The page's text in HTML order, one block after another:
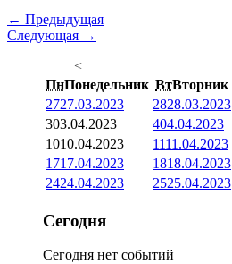
← Предыдущая
Следующая →
<
ПнПонедельник ВтВторник
2727.03.2023 2828.03.2023
303.04.2023 404.04.2023
1010.04.2023 1111.04.2023
1717.04.2023 1818.04.2023
2424.04.2023 2525.04.2023
Сегодня
Сегодня нет событий